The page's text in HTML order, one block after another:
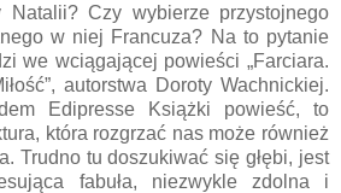
Czy wybierze przystojnego
w niej Francuza? Na to pytanie
we wciągającej powieści „Farciara.
autorstwa Doroty Wachnickiej.
Edipresse Książki powieść, to
która rozgrzać nas może również
Trudno tu doszukiwać się głębi, jest
fabuła, niezwykle zdolna i